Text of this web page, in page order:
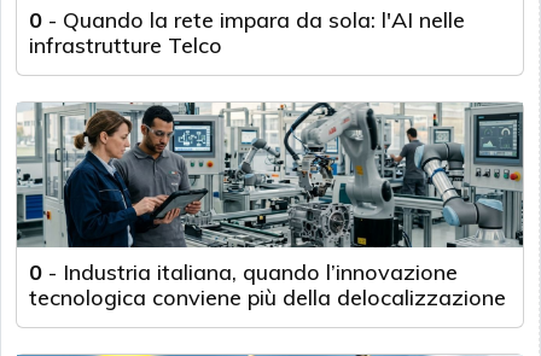
0 - Quando la rete impara da sola: l'AI nelle
infrastrutture Telco
0 - Industria italiana, quando l’innovazione
tecnologica conviene più della delocalizzazione